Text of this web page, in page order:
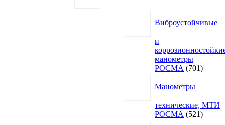
Виброустойчивые
и
манометры
РОСМА
701701
Манометры
технические, МТИ
РОСМА
521521